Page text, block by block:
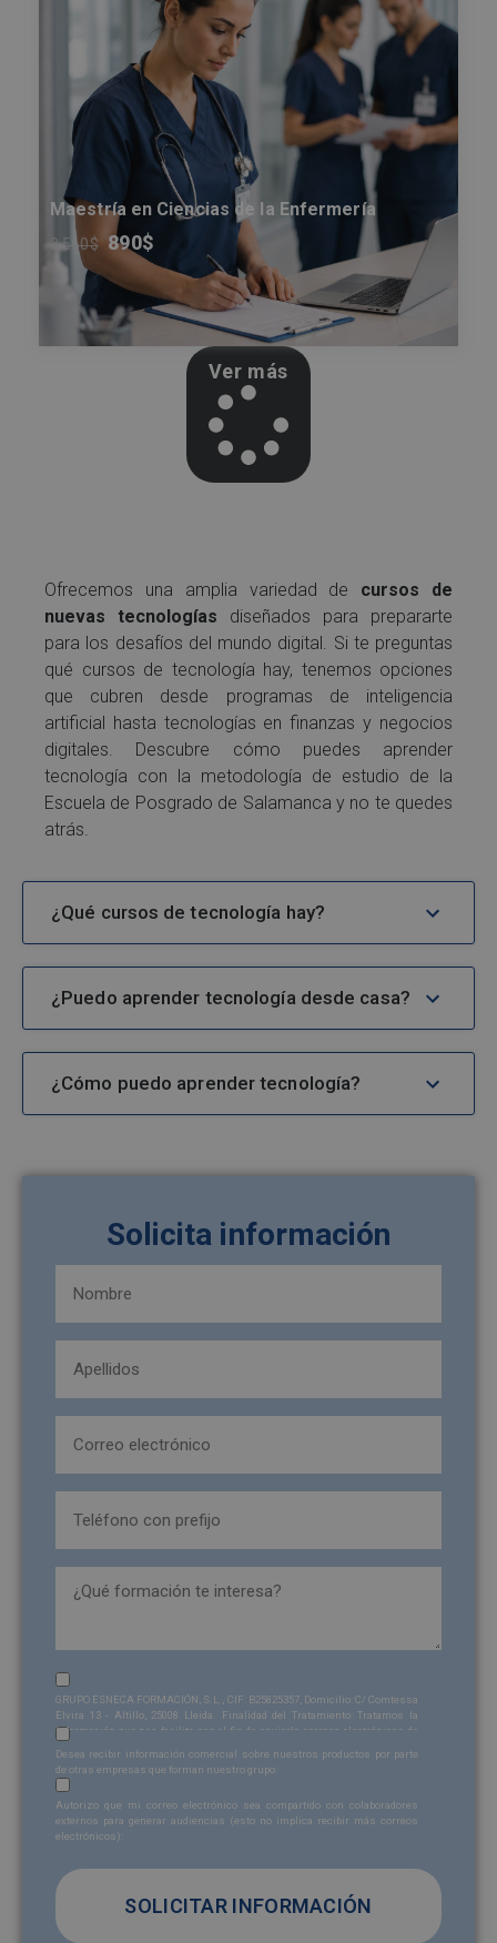
Maestría en Ciencias de la Enfermería
3.560$ 890$
Ver más
Ofrecemos una amplia variedad de cursos de
nuevas tecnologías diseñados para prepararte
para los desafíos del mundo digital. Si te preguntas
qué cursos de tecnología hay, tenemos opciones
que cubren desde programas de inteligencia
artificial hasta tecnologías en finanzas y negocios
digitales. Descubre cómo puedes aprender
tecnología con la metodología de estudio de la
Escuela de Posgrado de Salamanca y no te quedes
atrás.
¿Qué cursos de tecnología hay?
¿Puedo aprender tecnología desde casa?
¿Cómo puedo aprender tecnología?
Solicita información
(Obligatorio)
(Obligatorio)
(Obligatorio)
Sin
nombre
(Obligatorio)
GRUPO ESNECA FORMACIÓN, S.L., CIF: B25825357, Domicilio: C/ Comtessa
Elvira 13 - Altillo, 25008 Lleida. Finalidad del Tratamiento: Tratamos la
información que nos facilita con el fin de enviarle correos electrónicos de
productos que fueran de su interés. Legitimación del tratamiento:
Consentimiento del interesado. Derechos: Puede ejercitar sus derechos
identificándose suficientemente, dirigiéndose a la dirección
admin@grupoesneca.com . Para más información consulte nuestra
Política de Privacidad. Desea recibir información comercial (vía telefónica
y/o email):
Sin
nombre
Desea recibir información comercial sobre nuestros productos por parte
de otras empresas que forman nuestro grupo:
Sin
nombre
Autorizo que mi correo electrónico sea compartido con colaboradores
externos para generar audiencias (esto no implica recibir más correos
electrónicos):